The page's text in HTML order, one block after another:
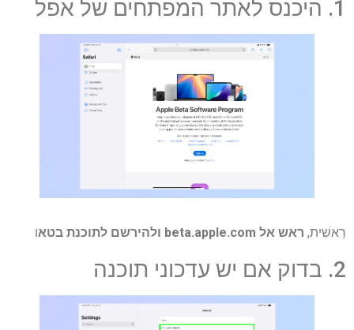
1. היכנס לאתר המפתחים של אפל
רֵאשִׁית, ראש אל beta.apple.com ולהירשם לתוכנת בטאו
2. בדוק אם יש עדכוני תוכנה